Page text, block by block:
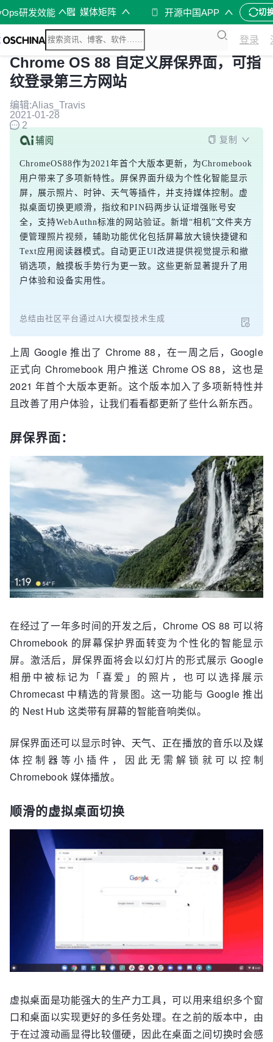
研发效能 媒体矩阵 开源中国APP 切
登录
Chrome OS 88 自定义屏保界面，可指
纹登录第三方网站
编辑:Alias_Travis
2021-01-28
2
复制
ChromeOS88作为2021年首个大版本更新，为Chromebook
用户带来了多项新特性。屏保界面升级为个性化智能显示
屏，展示照片、时钟、天气等插件，并支持媒体控制。虚
拟桌面切换更顺滑，指纹和PIN码两步认证增强账号安
全，支持WebAuthn标准的网站验证。新增“相机”文件夹方
便管理照片视频，辅助功能优化包括屏幕放大镜快捷键和
Text应用阅读器模式。自动更正UI改进提供视觉提示和撤
销选项，触摸板手势行为更一致。这些更新显著提升了用
户体验和设备实用性。
总结由社区平台通过AI大模型技术生成
上周 Google 推出了 Chrome 88，在一周之后，Google
正式向 Chromebook 用户推送 Chrome OS 88，这也是
2021 年首个大版本更新。这个版本加入了多项新特性并
且改善了用户体验，让我们看看都更新了些什么新东西。
屏保界面：
在经过了一年多时间的开发之后，Chrome OS 88 可以将
Chromebook 的屏幕保护界面转变为个性化的智能显示
屏。激活后，屏保界面将会以幻灯片的形式展示 Google
相册中被标记为「喜爱」的照片，也可以选择展示
Chromecast 中精选的背景图。这一功能与 Google 推出
的 Nest Hub 这类带有屏幕的智能音响类似。
屏保界面还可以显示时钟、天气、正在播放的音乐以及媒
体控制器等小插件，因此无需解锁就可以控制
Chromebook 媒体播放。
顺滑的虚拟桌面切换
虚拟桌面是功能强大的生产力工具，可以用来组织多个窗
口和桌面以实现更好的多任务处理。在之前的版本中，由
于在过渡动画显得比较僵硬，因此在桌面之间切换时会感